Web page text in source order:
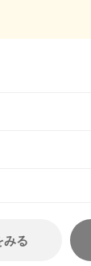
みる